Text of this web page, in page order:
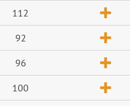
112
92
96
100